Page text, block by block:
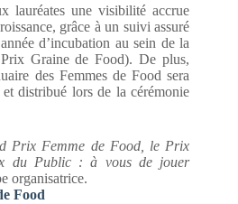
lauréates une visibilité accrue
grâce à un suivi assuré
d’incubation au sein de la
Graine de Food). De plus,
des Femmes de Food sera
distribué lors de la cérémonie
Prix Femme de Food, le Prix
du Public : à vous de jouer
organisatrice.
Food